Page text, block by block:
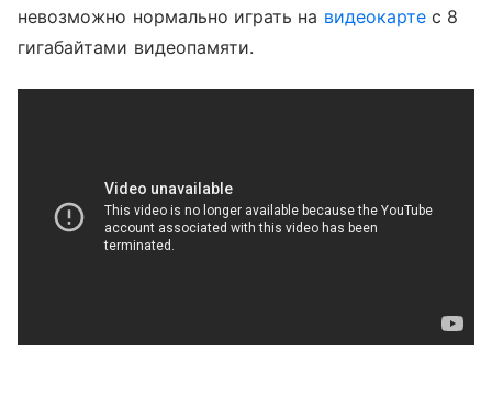
невозможно нормально играть на видеокартес 8
гигабайтами видеопамяти.